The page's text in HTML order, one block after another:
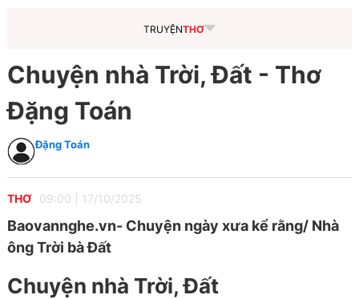
TRUYỆNTHƠ
Chuyện nhà Trời, Đất - Thơ
Đặng Toán
Đặng Toán
THƠ 09:00 17/10/2025
Baovannghe.vn- Chuyện ngày xưa kể rằng/ Nhà
ông Trời bà Đất
Chuyện nhà Trời, Đất